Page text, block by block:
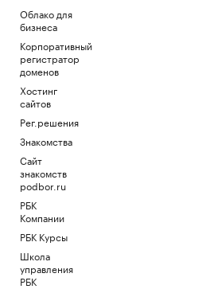
Облако для
бизнеса
Корпоративный
регистратор
доменов
Хостинг
сайтов
Рег.решения
Знакомства
Сайт
знакомств
podbor.ru
РБК
Компании
РБК Курсы
Школа
управления
РБК